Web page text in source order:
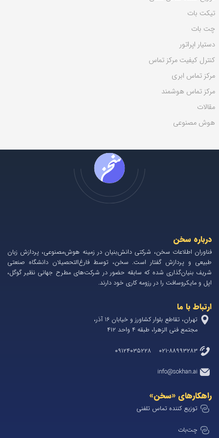
ی
:تیکت بات
چت بات
دستیار اپراتور
کنترل کیفیت مرکز تماس
مرکز تماس ابری
مرکز تماس هوشمند
مقالات
هوش مصنوعی
ارتباط با ما
تهران، تقاطع بلوار کشاورز و خیابان 1۶ آذر،
مجتمع فنی الزهرا، طبقه ۴ واحد ۴۱۲
۰۲۱-۸۸۹۹۳۲۸۳ ۰۹۱۲۴۰۳۵۲۲۸
info@sokhan.ai
درباره سخن
فناوران اطلاعات سخن، شرکتی دانش‌بنیان در زمینه هوش‌مصنوعی، پردازش زبان
طبیعی و پردازش گفتار است. سخن، توسط فارغ‌التحصیلان دانشگاه صنعتی
شریف بنیان‌گذاری شده که سابقه حضور در شرکت‌های مطرح جهانی نظیر گوگل،
اپل و مایکروسافت را در رزومه کاری خود دارند.
راهکارهای «سخن»
توزیع کننده تماس تلفنی
چت‌بات